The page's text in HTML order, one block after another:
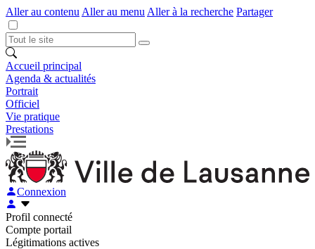
Aller au contenu Aller au menu Aller à la recherche Partager
Accueil principal
Agenda & actualités
Portrait
Officiel
Vie pratique
Prestations
Connexion
Profil connecté
Compte portail
Légitimations actives